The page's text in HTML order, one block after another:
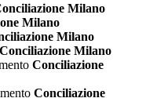
Milano
Milano
Milano
Conciliazione Milano
Conciliazione
Conciliazione